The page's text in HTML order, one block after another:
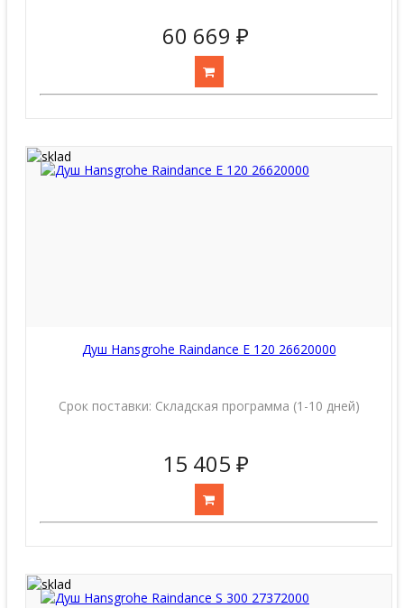
60 669 ₽
Душ Hansgrohe Raindance E 120 26620000
Срок поставки: Складская программа (1-10 дней)
15 405 ₽